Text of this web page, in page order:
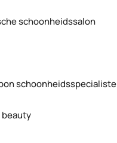
schoonheidssalon
schoonheidsspecialiste